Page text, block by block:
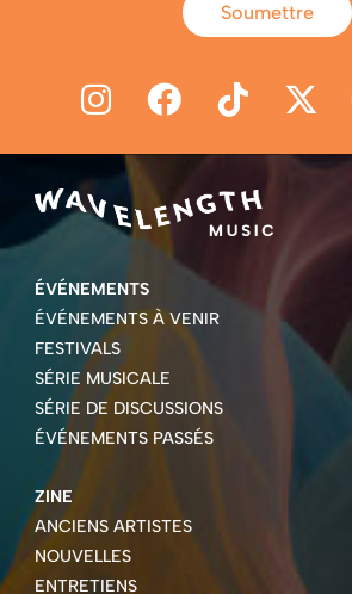
Soumettre
ÉVÉNEMENTS
ÉVÉNEMENTS À VENIR
FESTIVALS
SÉRIE MUSICALE
SÉRIE DE DISCUSSIONS
ÉVÉNEMENTS PASSÉS
ZINE
ANCIENS ARTISTES
NOUVELLES
ENTRETIENS